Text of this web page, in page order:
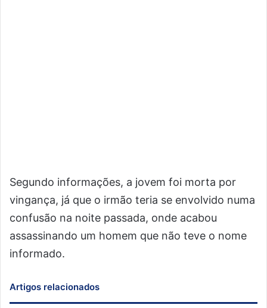
Segundo informações, a jovem foi morta por
vingança, já que o irmão teria se envolvido numa
confusão na noite passada, onde acabou
assassinando um homem que não teve o nome
informado.
Artigos relacionados